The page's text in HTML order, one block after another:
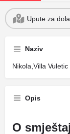
Upute za
Naziv
Nikola,Villa Vuletic
Opis
O